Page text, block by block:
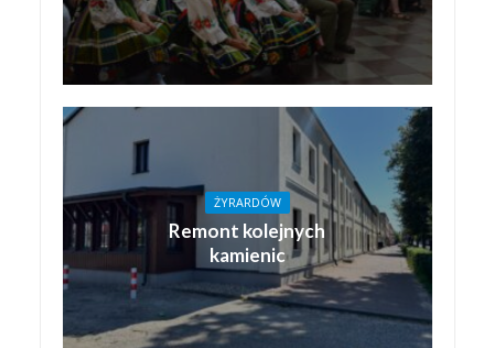
ŻYRARDÓW
Remont kolejnych
kamienic